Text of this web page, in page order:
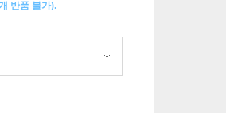
반품 불가).